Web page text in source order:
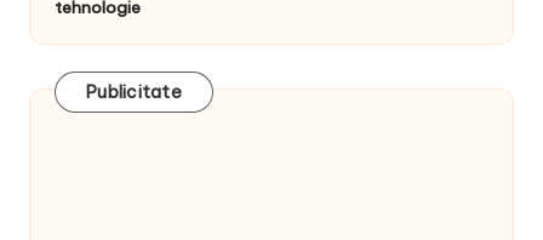
tehnologie
Publicitate